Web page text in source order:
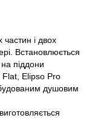
частин і двох
Встановлюється
піддони
Flat, Elipso Pro
душовим